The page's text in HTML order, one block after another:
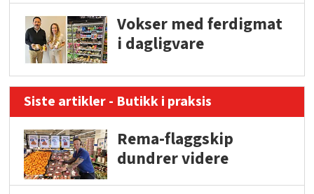
Vokser med ferdigmat
i dagligvare
Siste artikler - Butikk i praksis
Rema-flaggskip
dundrer videre